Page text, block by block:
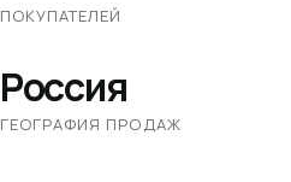
ПОКУПАТЕЛЕЙ
Россия
ГЕОГРАФИЯ ПРОДАЖ